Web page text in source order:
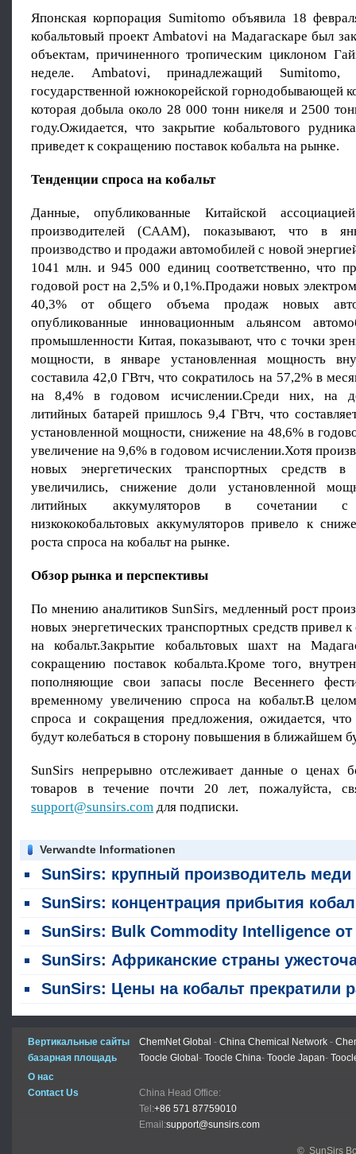
Японская корпорация Sumitomo объявила 18
кобальтовый проект Ambatovi на Мадагаскаре был
объектам, причиненного тропическим циклоном
неделе. Ambatovi, принадлежащий Sumitomo,
государственной южнокорейской горнодобывающей
которая добыла около 28 000 тонн никеля и 2500
году.Ожидается, что закрытие кобальтового
приведет к сокращению поставок кобальта на рынке.
Тенденции спроса на кобальт
Данные, опубликованные Китайской
производителей (CAAM), показывают, что в
производство и продажи автомобилей с новой
1041 млн. и 945 000 единиц соответственно, что
годовой рост на 2,5% и 0,1%.Продажи новых
40,3% от общего объема продаж новых
опубликованные инновационным альянсом
промышленности Китая, показывают, что с точки
мощности, в январе установленная мощность
составила 42,0 ГВтч, что сократилось на 57,2% в
на 8,4% в годовом исчислении.Среди них, на
литийных батарей пришлось 9,4 ГВтч, что
установленной мощности, снижение на 48,6% в
увеличение на 9,6% в годовом исчислении.Хотя
новых энергетических транспортных средств
увеличились, снижение доли установленной
литийных аккумуляторов в сочетании с
низкококобальтовых аккумуляторов привело к
роста спроса на кобальт на рынке.
Обзор рынка и перспективы
По мнению аналитиков SunSirs, медленный рост
новых энергетических транспортных средств привел
на кобальт.Закрытие кобальтовых шахт на
сокращению поставок кобальта.Кроме того,
пополняющие свои запасы после Весеннего
временному увеличению спроса на кобальт.В
спроса и сокращения предложения, ожидается,
будут колебаться в сторону повышения в ближайшем
SunSirs непрерывно отслеживает данные о ценах
товаров в течение почти 20 лет, пожалуйста,
support@sunsirs.com для подписки.
Verwandte Informationen
SunSirs: крупный производитель меди и кобальта меняет экспортную политику; китайские горнодобывающие компании упреждают создание линий по
SunSirs: концентрация прибытия кобальтового сырья в порты привела к резкому падению цен на
SunSirs: Bulk Commodity Intelligence от отраслей промышленности цветных металлов (22 июля
SunSirs: Африканские страны ужесточают ограничения на экспорт сырьевых
SunSirs: Цены на кобальт прекратили расти и упали в
Вертикальные сайты ChemNet Global - China Chemical Network -
базарная площадь
Toocle Global - Toocle China- Toocle Japan-
О нас
Contact Us
China Head Office:
Tel:+86 571 87759010
Email:support@sunsirs.com
© SunSirs